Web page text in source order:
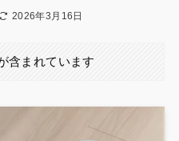
2026年3月16日
含まれています